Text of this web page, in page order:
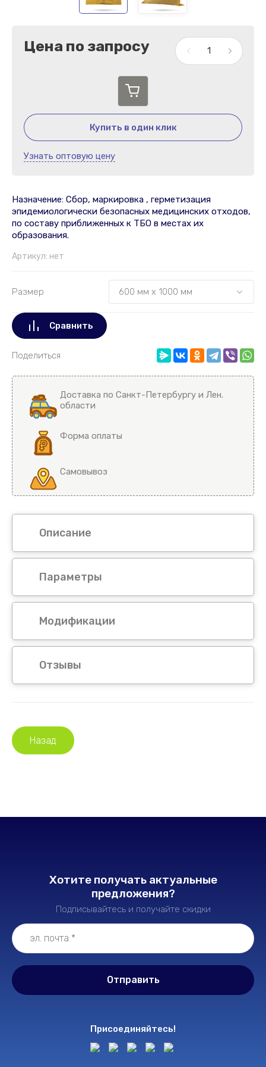
Цена по запросу
Купить в один клик
Узнать оптовую цену
Назначение: Сбор, маркировка , герметизация
эпидемиологически безопасных медицинских отходов,
по составу приближенных к ТБО в местах их
образования.
Артикул: нет
Размер
Сравнить
Поделиться
Доставка по Санкт-Петербургу и Лен.
области
Форма оплаты
Самовывоз
Описание
Параметры
Модификации
Отзывы
Назад
Присоединяйтесь!
Хотите получать актуальные
предложения?
Подписывайтесь и получайте скидки
Отправить